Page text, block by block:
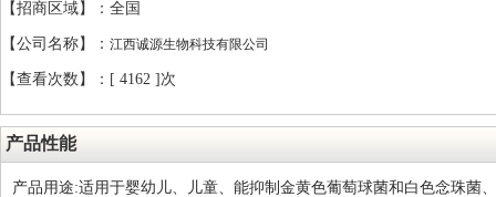
【招商区域】：全国
【公司名称】： 江西诚源生物科技有限公司
【查看次数】：[ 4162 ]次
产品性能
产品用途:适用于婴幼儿、儿童、能抑制金黄色葡萄球菌和白色念珠菌、